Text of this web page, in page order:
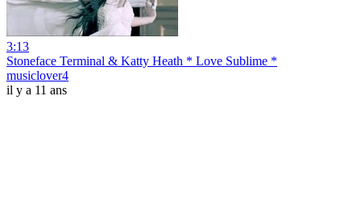
3:13
Stoneface Terminal & Katty Heath * Love Sublime *
musiclover4
il y a 11 ans